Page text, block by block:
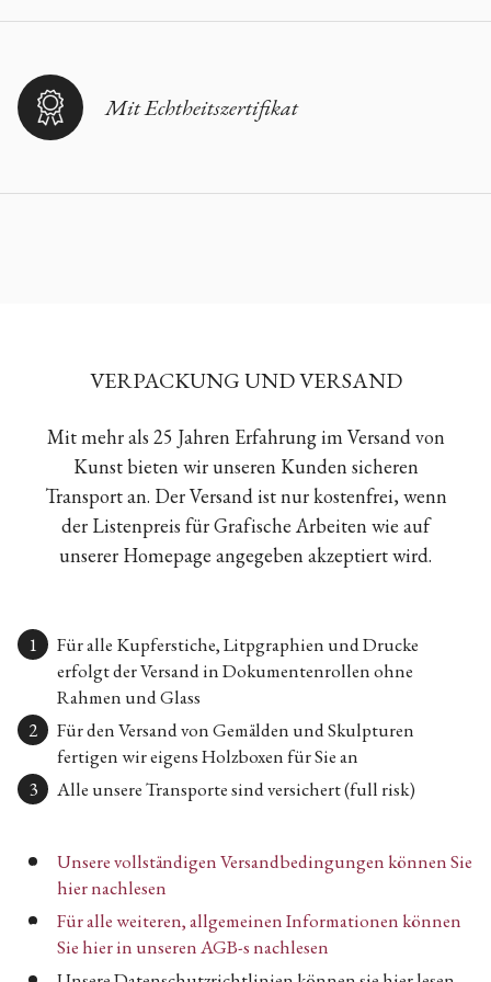
Mit Echtheitszertifikat
VERPACKUNG UND VERSAND
Mit mehr als 25 Jahren Erfahrung im Versand von
Kunst bieten wir unseren Kunden sicheren
Transport an. Der Versand ist nur kostenfrei, wenn
der Listenpreis für Grafische Arbeiten wie auf
unserer Homepage angegeben akzeptiert wird.
Für alle Kupferstiche, Litpgraphien und Drucke
erfolgt der Versand in Dokumentenrollen ohne
Rahmen und Glass
Für den Versand von Gemälden und Skulpturen
fertigen wir eigens Holzboxen für Sie an
Alle unsere Transporte sind versichert (full risk)
Unsere vollständigen Versandbedingungen können Sie
hier nachlesen
Für alle weiteren, allgemeinen Informationen können
Sie hier in unseren AGB-s nachlesen